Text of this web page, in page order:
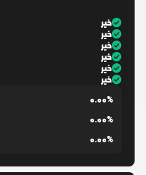
خیر
خیر
خیر
خیر
خیر
خیر
0.00%
0.00%
0.00%